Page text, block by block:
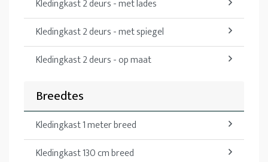
Kledingkast 2 deurs - met lades
Kledingkast 2 deurs - met spiegel
Kledingkast 2 deurs - op maat
Breedtes
Kledingkast 1 meter breed
Kledingkast 130 cm breed